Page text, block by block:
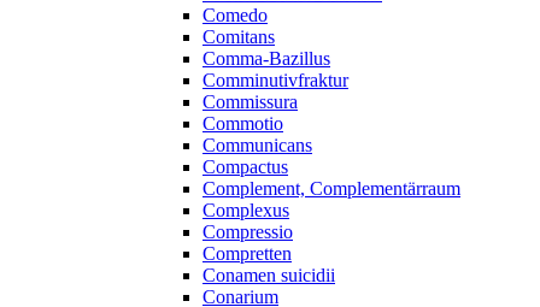
Comedo
Comitans
Comma-Bazillus
Comminutivfraktur
Commissura
Commotio
Communicans
Compactus
Complement, Complementärraum
Complexus
Compressio
Compretten
Conamen suicidii
Conarium